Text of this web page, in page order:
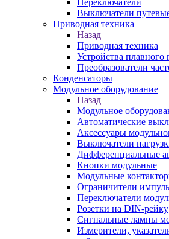
Переключатели
Выключатели
Приводная техника
Назад
Приводная техника
Устройства плавного
Преобразователи
Конденсаторы
Модульное оборудование
Назад
Модульное
Автоматические
Аксессуары
Выключатели
Дифференциальные
Кнопки модульные
Модульные
Ограничители
Переключатели
Розетки на DIN-рейку
Сигнальные лампы
Измерители,